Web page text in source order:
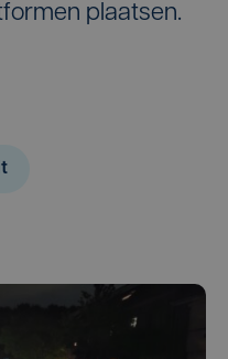
plaatsen.